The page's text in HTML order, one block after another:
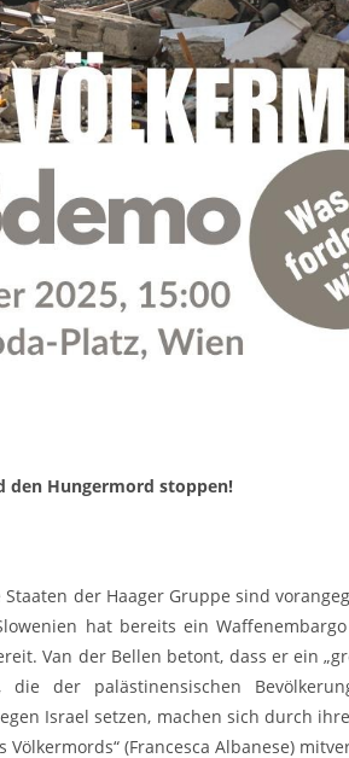
den Hungermord stoppen!
der Haager Gruppe sind
hat bereits ein
Van der Bellen betont, dass er ein
der palästinensischen
Israel setzen, machen sich durch
(Francesca Albanese)